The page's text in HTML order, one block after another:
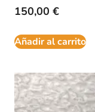
150,00 €
Añadir al carrito